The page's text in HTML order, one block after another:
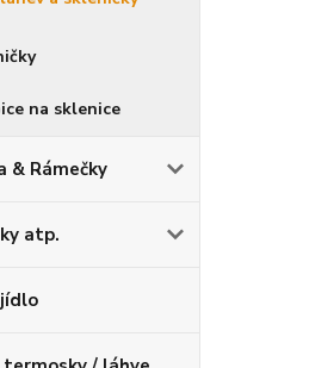
na sklenice
& Rámečky
atp.